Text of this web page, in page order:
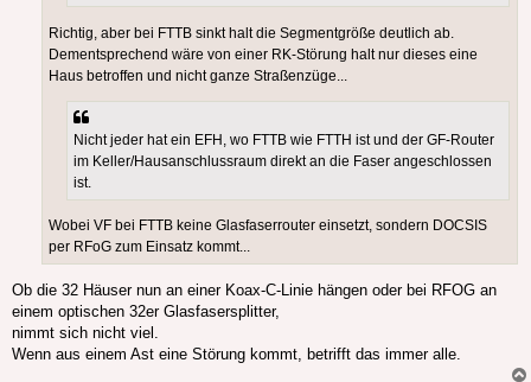
Richtig, aber bei FTTB sinkt halt die Segmentgröße deutlich ab.
Dementsprechend wäre von einer RK-Störung halt nur dieses eine
Haus betroffen und nicht ganze Straßenzüge...
Nicht jeder hat ein EFH, wo FTTB wie FTTH ist und der GF-Router
im Keller/Hausanschlussraum direkt an die Faser angeschlossen
ist.
Wobei VF bei FTTB keine Glasfaserrouter einsetzt, sondern DOCSIS
per RFoG zum Einsatz kommt...
Ob die 32 Häuser nun an einer Koax-C-Linie hängen oder bei RFOG an
einem optischen 32er Glasfasersplitter,
nimmt sich nicht viel.
Wenn aus einem Ast eine Störung kommt, betrifft das immer alle.